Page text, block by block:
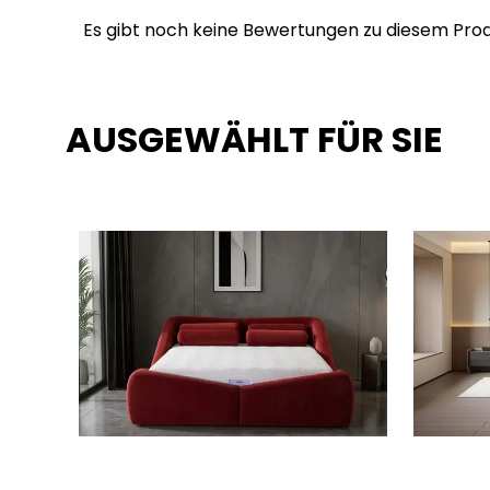
Es gibt noch keine Bewertungen zu diesem
AUSGEWÄHLT FÜR SIE